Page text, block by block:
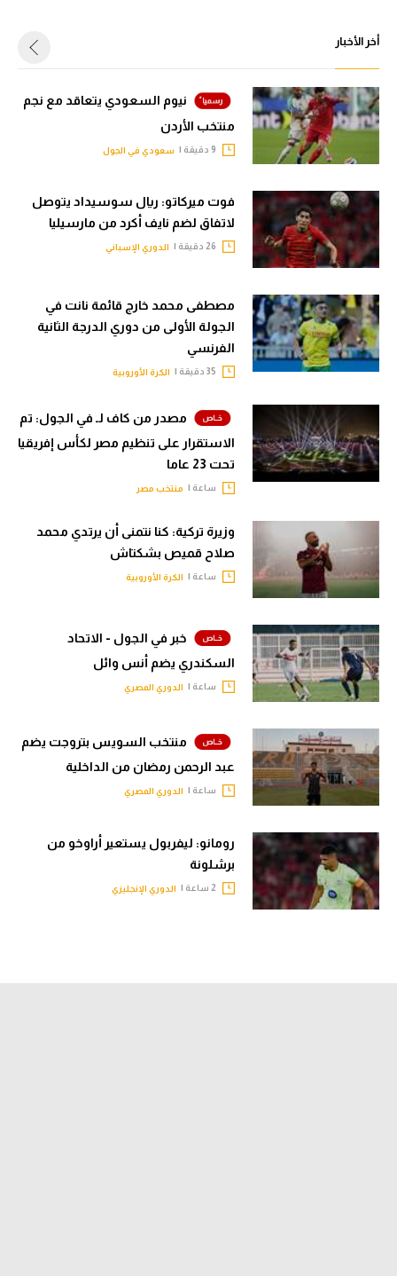
أخر الأخبار
نيوم السعودي يتعاقد مع نجم
منتخب الأردن
سعودي في الجول
فوت ميركاتو: ريال سوسيداد يتوصل
لاتفاق لضم نايف أكرد من مارسيليا
الدوري الإسباني
مصطفى محمد خارج قائمة نانت في
الجولة الأولى من دوري الدرجة الثانية
الفرنسي
الكرة الأوروبية
مصدر من كاف لـ في الجول: تم
الاستقرار على تنظيم مصر لكأس إفريقيا
تحت 23 عاما
ساعة | منتخب مصر
وزيرة تركية: كنا نتمنى أن يرتدي محمد
صلاح قميص بشكتاش
ساعة | الكرة الأوروبية
خبر في الجول - الاتحاد
السكندري يضم أنس وائل
ساعة | الدوري المصري
منتخب السويس بتروجت يضم
عبد الرحمن رمضان من الداخلية
ساعة | الدوري المصري
رومانو: ليفربول يستعير أراوخو من
برشلونة
الدوري الإنجليزي